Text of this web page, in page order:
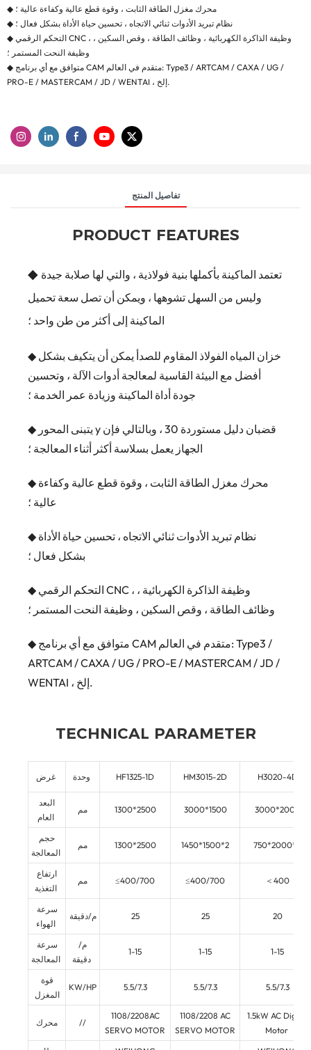
◆ محرك مغزل الطاقة الثابت ، وقوة قطع عالية وكفاءة عالية ؛
◆ نظام تبريد الأدوات ثنائي الاتجاه ، تحسين حياة الأداة بشكل فعال ؛
◆ التحكم الرقمي CNC ، وظيفة الذاكرة الكهربائية ، وظائف الطاقة ، وقص السكين ،
وظيفة النحت المستمر ؛
◆ متوافق مع أي برنامج CAM متقدم في العالم: Type3 / ARTCAM / CAXA / UG /
PRO-E / MASTERCAM / JD / WENTAI ، إلخ.
تفاصيل المنتج
PRODUCT FEATURES
◆ تعتمد الماكينة بأكملها بنية فولاذية ، والتي لها صلابة جيدة
وليس من السهل تشوهها ، ويمكن أن تصل سعة تحميل
الماكينة إلى أكثر من طن واحد ؛
◆ خزان المياه الفولاذ المقاوم للصدأ يمكن أن يتكيف بشكل
أفضل مع البيئة القاسية لمعالجة أدوات الآلة ، وتحسين
جودة أداة الماكينة وزيادة عمر الخدمة ؛
◆ يتبنى المحور y قضبان دليل مستوردة 30 ، وبالتالي فإن
الجهاز يعمل بسلاسة أكثر أثناء المعالجة ؛
◆ محرك مغزل الطاقة الثابت ، وقوة قطع عالية وكفاءة
عالية ؛
◆ نظام تبريد الأدوات ثنائي الاتجاه ، تحسين حياة الأداة
بشكل فعال ؛
◆ التحكم الرقمي CNC ، وظيفة الذاكرة الكهربائية ،
وظائف الطاقة ، وقص السكين ، وظيفة النحت المستمر ؛
◆ متوافق مع أي برنامج CAM متقدم في العالم: Type3 /
ARTCAM / CAXA / UG / PRO-E / MASTERCAM / JD /
WENTAI ، إلخ.
TECHNICAL PARAMETER
HF1325-1D HM3015-2D H3020-4D
البعد
مم 1300*2500 3000*1500 3000*2000
حجم
مم 1300*2500 1450*1500*2 750*2000*4
ارتفاع
مم ≤400/700 ≤400/700 ＜400
سرعة
م/دقيقة 25 25 20
سرعة
م/
1-15 1-15 1-15
قوة
المغزل
KW/HP 5.5/7.3 5.5/7.3 5.5/7.3
محرك //
1108/2208AC
SERVO MOTOR
1108/2208 AC
SERVO MOTOR
1.5kW AC Digital
Motor